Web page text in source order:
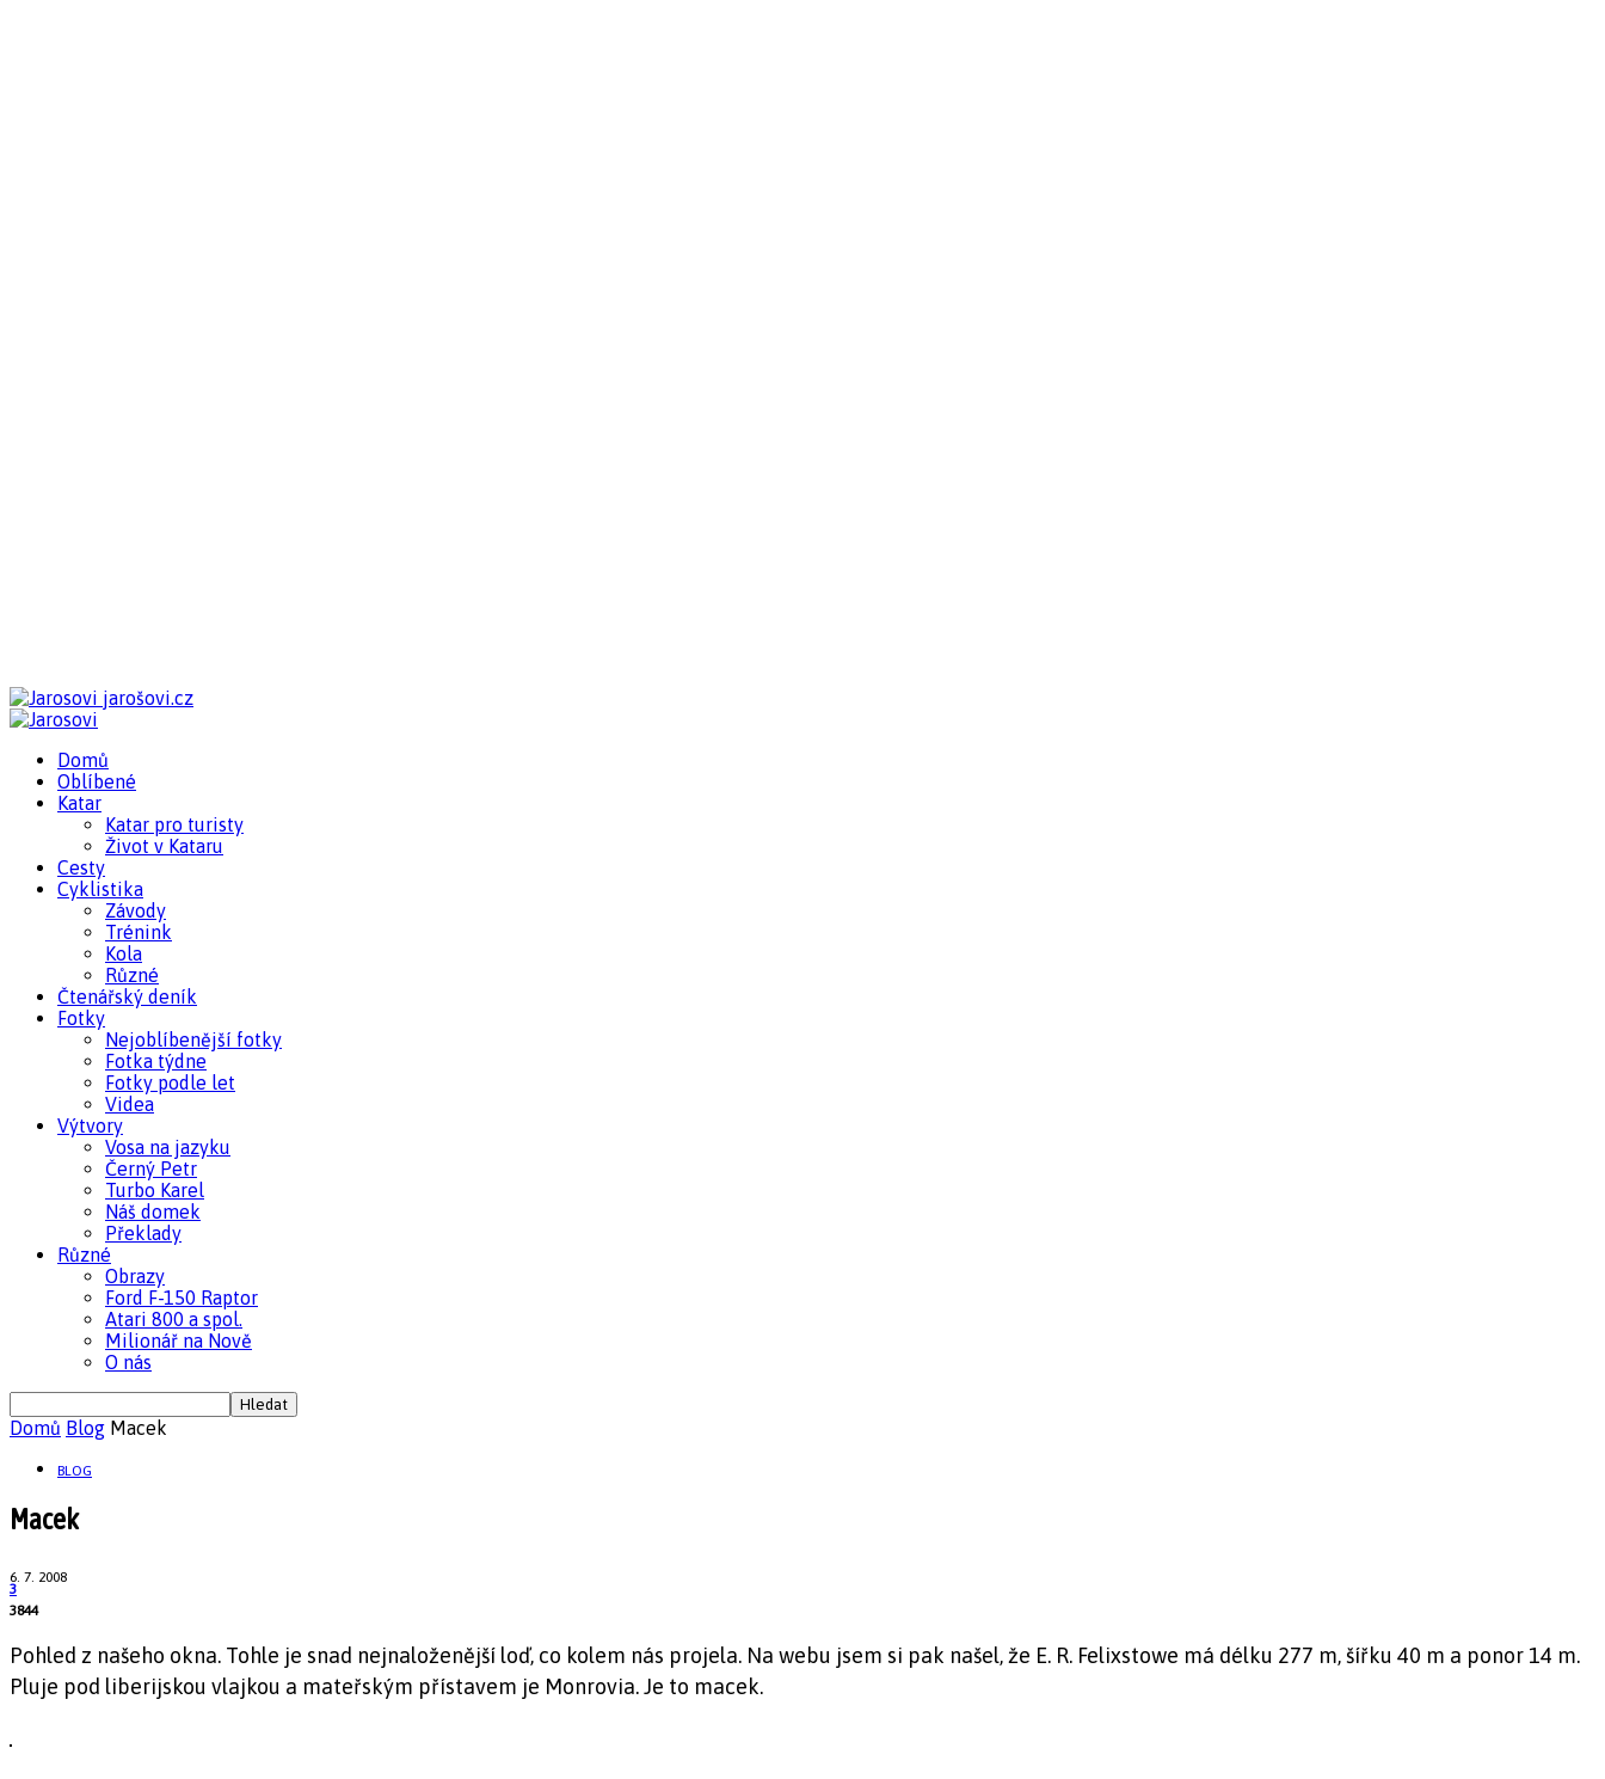
jarošovi.cz
Domů
Oblíbené
Katar
Katar pro turisty
Život v Kataru
Cesty
Cyklistika
Závody
Trénink
Kola
Různé
Čtenářský deník
Fotky
Nejoblíbenější fotky
Fotka týdne
Fotky podle let
Videa
Výtvory
Vosa na jazyku
Černý Petr
Turbo Karel
Náš domek
Překlady
Různé
Obrazy
Ford F-150 Raptor
Atari 800 a spol.
Milionář na Nově
O nás
Domů Blog Macek
BLOG
Macek
6. 7. 2008
3
3844
Pohled z našeho okna. Tohle je snad nejnaloženější loď, co kolem nás projela. Na webu jsem si pak našel, že E. R. Felixstowe má délku 277 m, šířku 40 m a ponor 14 m.
Pluje pod liberijskou vlajkou a mateřským přístavem je Monrovia. Je to macek.